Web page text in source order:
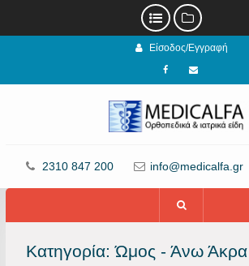
Είσοδος/Εγγραφή
Facebook
email
2310 847 200 info@medicalfa.gr
Κατηγορία:Ώμος - Άνω Άκρα